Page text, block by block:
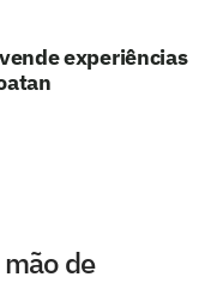
experiências
de